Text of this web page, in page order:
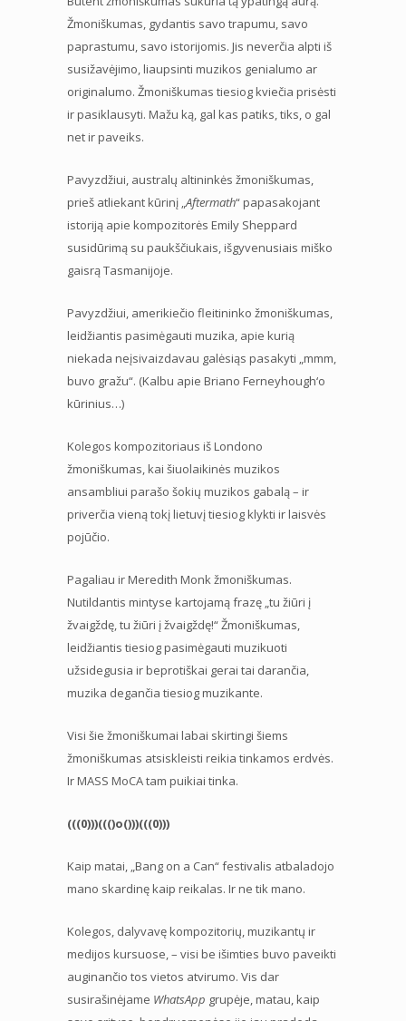
Žmoniškumas, gydantis savo trapumu, savo
paprastumu, savo istorijomis. Jis neverčia alpti iš
susižavėjimo, liaupsinti muzikos genialumo ar
originalumo. Žmoniškumas tiesiog kviečia prisėsti
ir pasiklausyti. Mažu ką, gal kas patiks, tiks, o gal
net ir paveiks.
Pavyzdžiui, australų altininkės žmoniškumas,
prieš atliekant kūrinį „ Aftermath“ papasakojant
istoriją apie kompozitorės Emily Sheppard
susidūrimą su paukščiukais, išgyvenusiais miško
gaisrą Tasmanijoje.
Pavyzdžiui, amerikiečio fleitininko žmoniškumas,
leidžiantis pasimėgauti muzika, apie kurią
niekada neįsivaizdavau galėsiąs pasakyti „mmm,
buvo gražu“. (Kalbu apie Briano Ferneyhough‘o
kūrinius…)
Kolegos kompozitoriaus iš Londono
žmoniškumas, kai šiuolaikinės muzikos
ansambliui parašo šokių muzikos gabalą – ir
priverčia vieną tokį lietuvį tiesiog klykti ir laisvės
pojūčio.
Pagaliau ir Meredith Monk žmoniškumas.
Nutildantis mintyse kartojamą frazę „tu žiūri į
žvaigždę, tu žiūri į žvaigždę!“ Žmoniškumas,
leidžiantis tiesiog pasimėgauti muzikuoti
užsidegusia ir beprotiškai gerai tai darančia,
muzika degančia tiesiog muzikante.
Visi šie žmoniškumai labai skirtingi šiems
žmoniškumas atsiskleisti reikia tinkamos erdvės.
Ir MASS MoCA tam puikiai tinka.
(((0)))((()o()))(((0)))
Kaip matai, „Bang on a Can“ festivalis atbaladojo
mano skardinę kaip reikalas. Ir ne tik mano.
Kolegos, dalyvavę kompozitorių, muzikantų ir
medijos kursuose, – visi be išimties buvo paveikti
auginančio tos vietos atvirumo. Vis dar
susirašinėjame WhatsApp grupėje, matau, kaip